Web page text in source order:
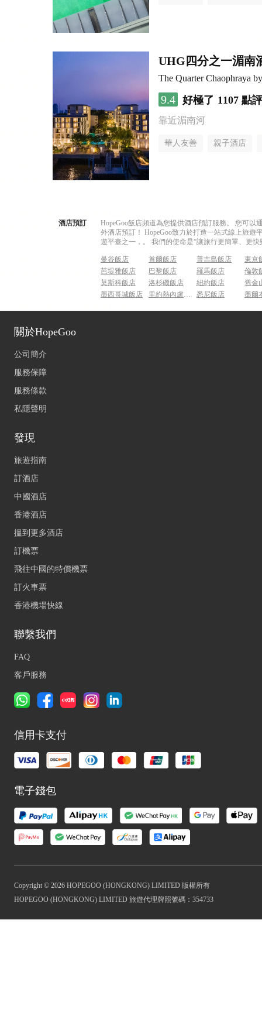
UHG四分之一湄南
The Quarter Chaophraya
9.4 好極了 1107 點評
靠近湄南河
華人友善 親子酒店
酒店預訂
HopeGoo飯店頻道為您提供酒店預訂服務。 您可
外酒店預訂！ HopeGoo致力於打造一站式線上旅
遊平臺之一，。 我們的使命是“讓旅行更簡單、更
曼谷飯店 首爾飯店 普吉島飯店
東京
芭堤雅飯店
巴黎飯店 羅馬飯店
倫敦
莫斯科飯店
洛杉磯飯店 紐約飯店
舊金
墨西哥城飯店
里約熱內盧飯店 悉尼飯店 墨爾
關於HopeGoo
公司簡介
服務保障
服務條款
私隱聲明
發現
旅遊指南
訂酒店
中國酒店
香港酒店
搵到更多酒店
訂機票
飛往中國的特價機票
訂火車票
香港機場快線
聯繫我們
FAQ
客戶服務
信用卡支付
電子錢包
Copyright © 2026 HOPEGOO (HONGKONG) LIMITED 版權所有
HOPEGOO (HONGKONG) LIMITED 旅遊代理牌照號碼：354733